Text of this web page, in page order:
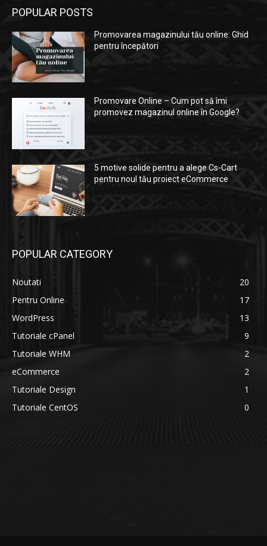
POPULAR POSTS
Promovarea magazinului tău online: Ghid
pentru începători
Promovare Online – Cum pot să îmi
promovez magazinul online în Google?
5 motive solide pentru a alege Cs-Cart
pentru noul tău proiect eCommerce
POPULAR CATEGORY
Noutati
20
Pentru Online
17
WordPress
13
Tutoriale cPanel
9
Tutoriale WHM
2
eCommerce
2
Tutoriale Design
1
Tutoriale CentOS
0